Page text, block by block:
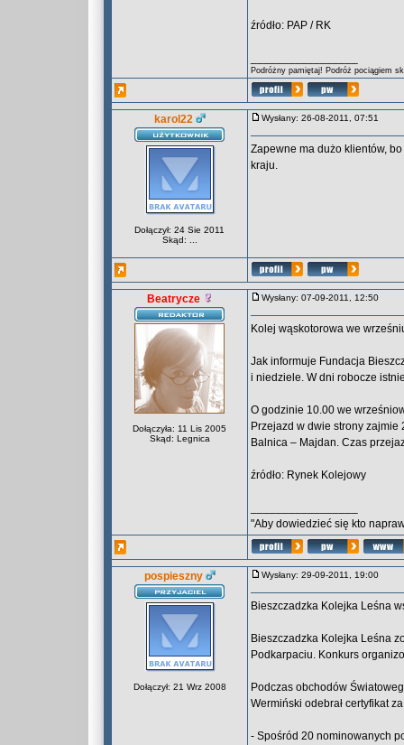
źródło: PAP / RK
Podróżny pamiętaj! Podróż pociągiem
karol22
Dołączył: 24 Sie 2011
Skąd: ...
Wysłany: 26-08-2011, 07:51
Zapewne ma dużo klientów,
kraju.
Beatrycze
Dołączyła: 11 Lis 2005
Skąd: Legnica
Wysłany: 07-09-2011, 12:50
Kolej wąskotorowa we
Jak informuje Fundacja
i niedziele. W dni robocze
O godzinie 10.00 we
Przejazd w dwie strony
Balnica – Majdan. Czas
źródło: Rynek Kolejowy
"Aby dowiedzieć się kto
pospieszny
Dołączył: 21 Wrz 2008
Wysłany: 29-09-2011, 19:00
Bieszczadzka Kolejka Leśna
Bieszczadzka Kolejka Leśna
Podkarpaciu. Konkurs
Podczas obchodów
Wermiński odebrał certyfikat
- Spośród 20 nominowanych